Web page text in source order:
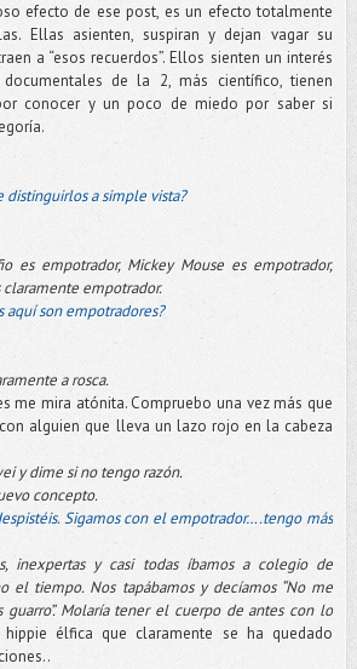
efecto de ese post, es un efecto totalmente
Ellas asienten, suspiran y dejan vagar su
a “esos recuerdos”. Ellos sienten un interés
de la 2, más científico, tienen
conocer y un poco de miedo por saber si
distinguirlos a simple vista?
es empotrador, Mickey Mouse es empotrador,
empotrador.
aquí son empotradores?
a rosca.
me mira atónita. Compruebo una vez más que
alguien que lleva un lazo rojo en la cabeza
y dime si no tengo razón.
concepto.
Sigamos con el empotrador….tengo más
inexpertas y casi todas íbamos a colegio de
el tiempo. Nos tapábamos y decíamos “No me
guarro”. Molaría tener el cuerpo de antes con lo
élfica que claramente se ha quedado